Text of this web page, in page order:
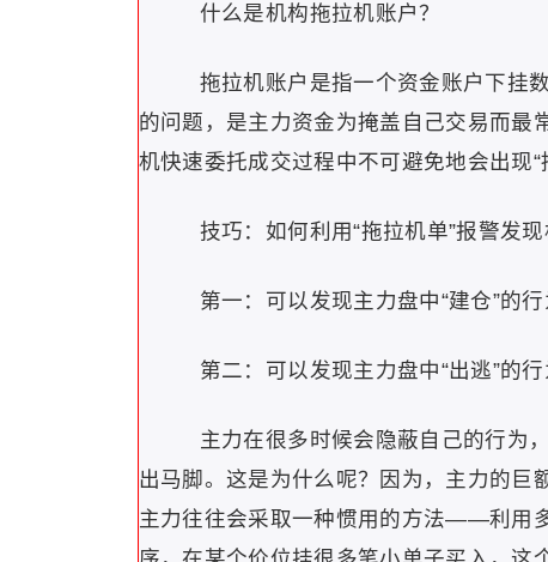
什么是机构拖拉机账户？
拖拉机账户是指一个资金账户下挂
的问题，是主力资金为掩盖自己交易而最
机快速委托成交过程中不可避免地会出现“
技巧：如何利用“拖拉机单”报警发现
第一：可以发现主力盘中“建仓”的行
第二：可以发现主力盘中“出逃”的行
主力在很多时候会隐蔽自己的行为
出马脚。这是为什么呢？因为，主力的巨
主力往往会采取一种惯用的方法——利用